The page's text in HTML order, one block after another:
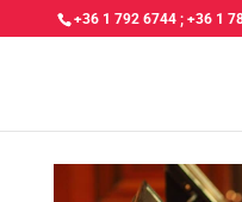
+36 1 792 6744 ;+36 1